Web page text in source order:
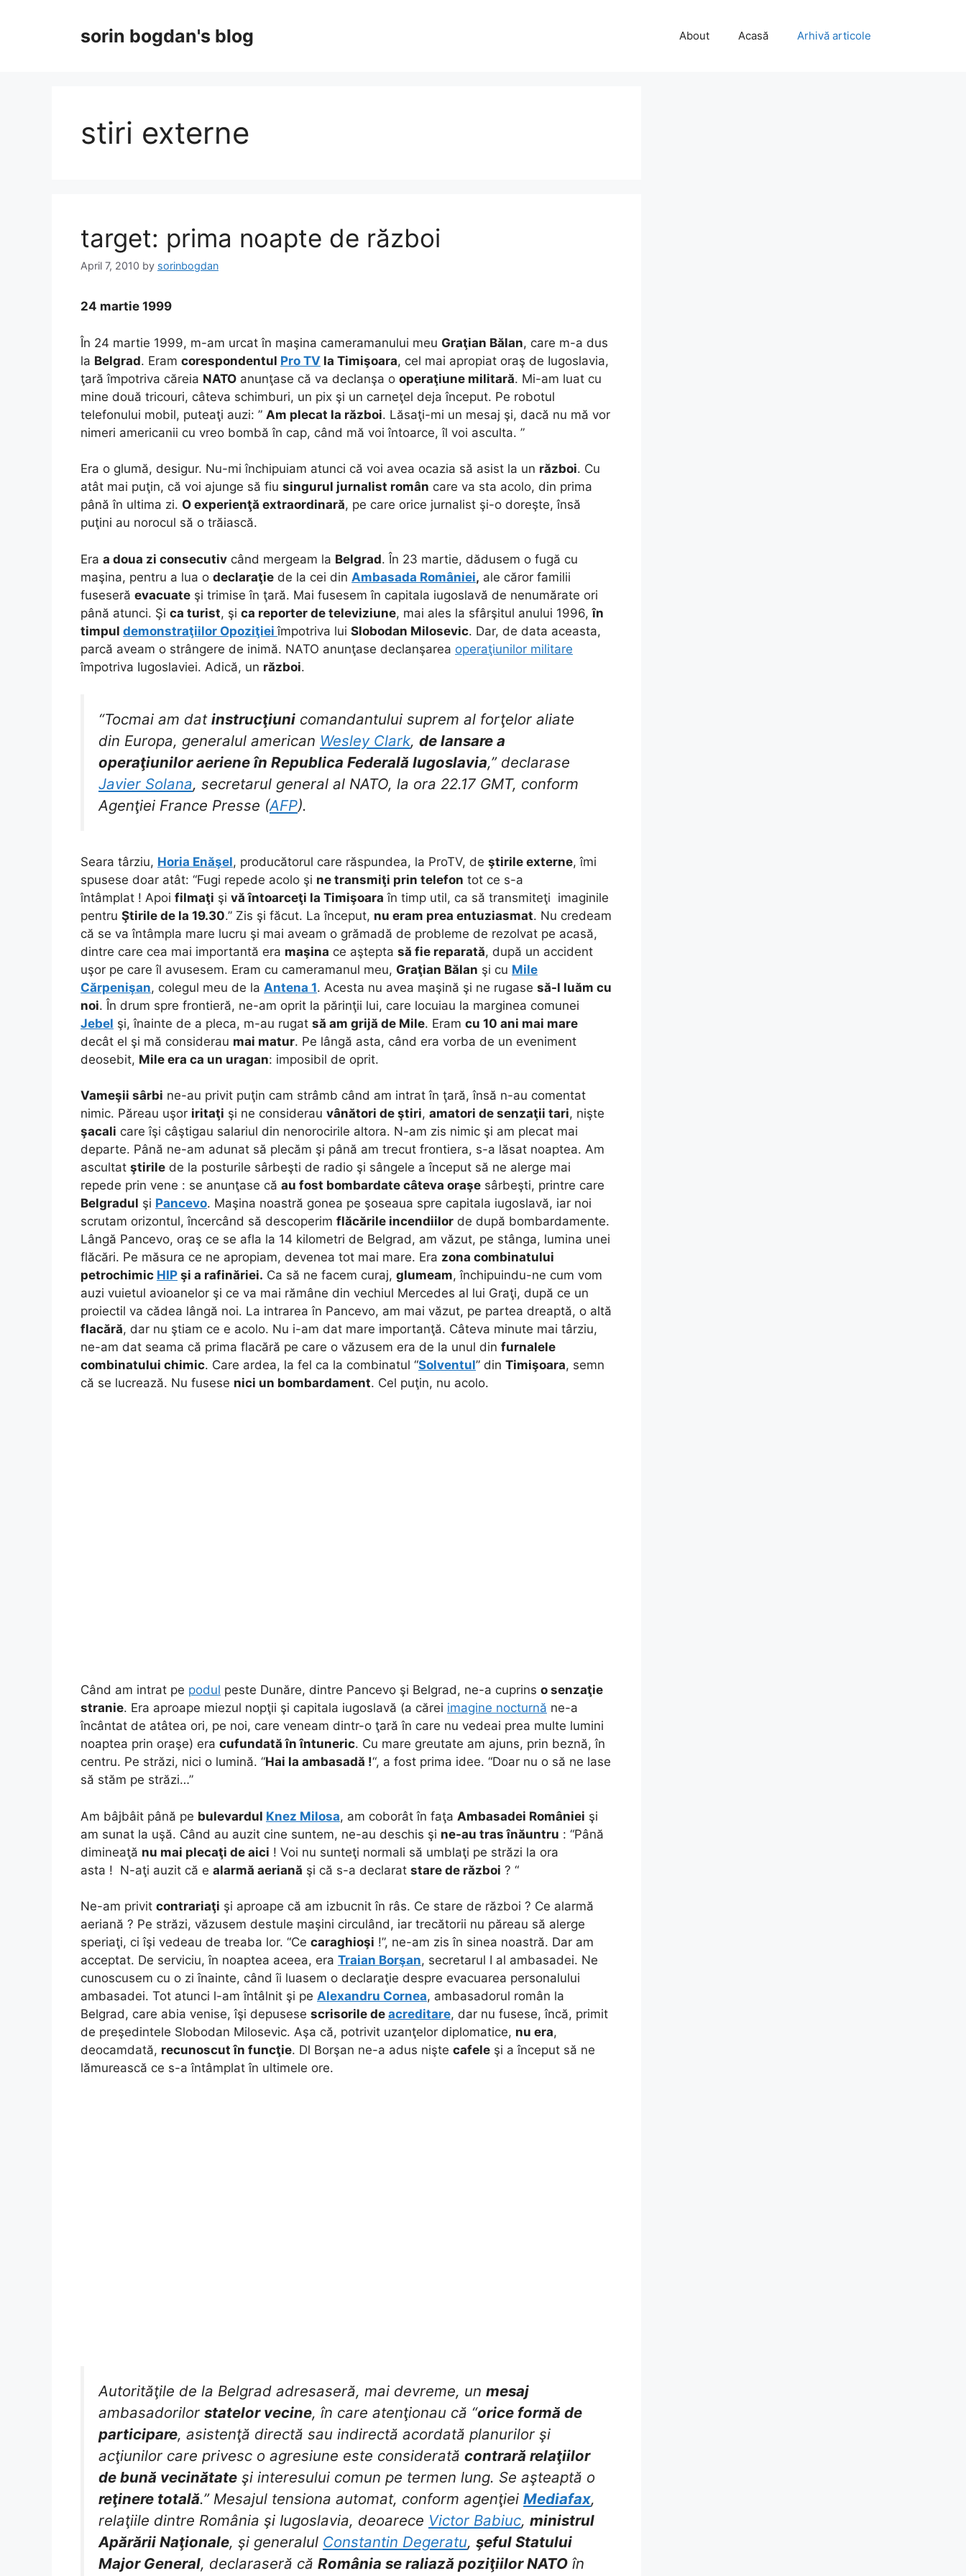
sorin bogdan's blog About Acasă Arhivă articole
stiri externe
target: prima noapte de război
April 7, 2010 by sorinbogdan
24 martie 1999
În 24 martie 1999, m-am urcat în maşina cameramanului meu Graţian Bălan, care m-a dus
la Belgrad. Eram corespondentul Pro TV la Timişoara, cel mai apropiat oraş de Iugoslavia,
ţară împotriva căreia NATO anunţase că va declanşa o operaţiune militară. Mi-am luat cu
mine două tricouri, câteva schimburi, un pix şi un carneţel deja început. Pe robotul
telefonului mobil, puteaţi auzi: ” Am plecat la război. Lăsaţi-mi un mesaj şi, dacă nu mă vor
nimeri americanii cu vreo bombă în cap, când mă voi întoarce, îl voi asculta. ”
Era o glumă, desigur. Nu-mi închipuiam atunci că voi avea ocazia să asist la un război. Cu
atât mai puţin, că voi ajunge să fiu singurul jurnalist român care va sta acolo, din prima
până în ultima zi. O experienţă extraordinară, pe care orice jurnalist şi-o doreşte, însă
puţini au norocul să o trăiască.
Era a doua zi consecutiv când mergeam la Belgrad. În 23 martie, dădusem o fugă cu
maşina, pentru a lua o declaraţie de la cei din Ambasada României, ale căror familii
fuseseră evacuate şi trimise în ţară. Mai fusesem în capitala iugoslavă de nenumărate ori
până atunci. Şi ca turist, şi ca reporter de televiziune, mai ales la sfârşitul anului 1996,în
timpul demonstraţiilor Opoziţieiîmpotriva lui Slobodan Milosevic. Dar, de data aceasta,
parcă aveam o strângere de inimă. NATO anunţase declanşarea operaţiunilor militare
împotriva Iugoslaviei. Adică, un război.
“Tocmai am dat instrucţiuni comandantului suprem al forţelor aliate
din Europa, generalul american Wesley Clark, de lansare a
operaţiunilor aeriene în Republica Federală Iugoslavia,” declarase
Javier Solana, secretarul general al NATO, la ora 22.17 GMT, conform
Agenţiei France Presse (AFP).
Seara târziu, Horia Enăşel, producătorul care răspundea, la ProTV, de ştirile externe, îmi
spusese doar atât: “Fugi repede acolo şi ne transmiţi prin telefon tot ce s-a
întâmplat ! Apoi filmaţi şi vă întoarceţi la Timişoara în timp util, ca să transmiteţi imaginile
pentru Ştirile de la 19.30.” Zis şi făcut. La început, nu eram prea entuziasmat. Nu credeam
că se va întâmpla mare lucru şi mai aveam o grămadă de probleme de rezolvat pe acasă,
dintre care cea mai importantă era maşina ce aştepta să fie reparată, după un accident
uşor pe care îl avusesem. Eram cu cameramanul meu, Graţian Bălan şi cu Mile
Cărpenişan, colegul meu de la Antena 1. Acesta nu avea maşină şi ne rugase să-l luăm cu
noi.În drum spre frontieră, ne-am oprit la părinţii lui, care locuiau la marginea comunei
Jebel şi, înainte de a pleca, m-au rugat să am grijă de Mile. Eram cu 10 ani mai mare
decât el şi mă considerau mai matur. Pe lângă asta, când era vorba de un eveniment
deosebit, Mile era ca un uragan: imposibil de oprit.
Vameşii sârbi ne-au privit puţin cam strâmb când am intrat în ţară, însă n-au comentat
nimic. Păreau uşor iritaţi şi ne considerau vânători de ştiri, amatori de senzaţii tari, nişte
şacali care îşi câştigau salariul din nenorocirile altora. N-am zis nimic şi am plecat mai
departe. Până ne-am adunat să plecăm şi până am trecut frontiera, s-a lăsat noaptea. Am
ascultat ştirile de la posturile sârbeşti de radio şi sângele a început să ne alerge mai
repede prin vene : se anunţase că au fost bombardate câteva oraşe sârbeşti, printre care
Belgradul şi Pancevo. Maşina noastră gonea pe şoseaua spre capitala iugoslavă, iar noi
scrutam orizontul, încercând să descoperim flăcările incendiilor de după bombardamente.
Lângă Pancevo, oraş ce se afla la 14 kilometri de Belgrad, am văzut, pe stânga, lumina unei
flăcări. Pe măsura ce ne apropiam, devenea tot mai mare. Era zona combinatului
petrochimic HIP şi a rafinăriei. Ca să ne facem curaj, glumeam, închipuindu-ne cum vom
auzi vuietul avioanelor şi ce va mai rămâne din vechiul Mercedes al lui Graţi, după ce un
proiectil va cădea lângă noi. La intrarea în Pancevo, am mai văzut, pe partea dreaptă, o altă
flacără, dar nu ştiam ce e acolo. Nu i-am dat mare importanţă. Câteva minute mai târziu,
ne-am dat seama că prima flacără pe care o văzusem era de la unul din furnalele
combinatului chimic. Care ardea, la fel ca la combinatul “Solventul” din Timişoara, semn
că se lucrează. Nu fusese nici un bombardament. Cel puţin, nu acolo.
Când am intrat pe podul peste Dunăre, dintre Pancevo şi Belgrad, ne-a cuprins o senzaţie
stranie. Era aproape miezul nopţii şi capitala iugoslavă (a cărei imagine nocturnă ne-a
încântat de atâtea ori, pe noi, care veneam dintr-o ţară în care nu vedeai prea multe lumini
noaptea prin oraşe) era cufundată în întuneric. Cu mare greutate am ajuns, prin beznă, în
centru. Pe străzi, nici o lumină. “Hai la ambasadă !“, a fost prima idee. “Doar nu o să ne lase
să stăm pe străzi…”
Am bâjbâit până pe bulevardul Knez Milosa, am coborât în faţa Ambasadei României şi
am sunat la uşă. Când au auzit cine suntem, ne-au deschis şi ne-au tras înăuntru : “Până
dimineaţă nu mai plecaţi de aici ! Voi nu sunteţi normali să umblaţi pe străzi la ora
asta ! N-aţi auzit că e alarmă aeriană şi că s-a declarat stare de război ? “
Ne-am privit contrariaţi şi aproape că am izbucnit în râs. Ce stare de război ? Ce alarmă
aeriană ? Pe străzi, văzusem destule maşini circulând, iar trecătorii nu păreau să alerge
speriaţi, ci îşi vedeau de treaba lor. “Ce caraghioşi !”, ne-am zis în sinea noastră. Dar am
acceptat. De serviciu, în noaptea aceea, era Traian Borşan, secretarul I al ambasadei. Ne
cunoscusem cu o zi înainte, când îi luasem o declaraţie despre evacuarea personalului
ambasadei. Tot atunci l-am întâlnit şi pe Alexandru Cornea, ambasadorul român la
Belgrad, care abia venise, îşi depusese scrisorile de acreditare, dar nu fusese, încă, primit
de preşedintele Slobodan Milosevic. Aşa că, potrivit uzanţelor diplomatice, nu era,
deocamdată, recunoscut în funcţie. Dl Borşan ne-a adus nişte cafele şi a început să ne
lămurească ce s-a întâmplat în ultimele ore.
Autorităţile de la Belgrad adresaseră, mai devreme, un mesaj
ambasadorilor statelor vecine, în care atenţionau că “orice formă de
participare, asistenţă directă sau indirectă acordată planurilor şi
acţiunilor care privesc o agresiune este considerată contrară relaţiilor
de bună vecinătate şi interesului comun pe termen lung. Se aşteaptă o
reţinere totală.” Mesajul tensiona automat, conform agenţiei Mediafax,
relaţiile dintre România şi Iugoslavia, deoarece Victor Babiuc, ministrul
Apărării Naţionale, şi generalul Constantin Degeratu, şeful Statului
Major General, declaraseră că România se raliază poziţiilor NATO în